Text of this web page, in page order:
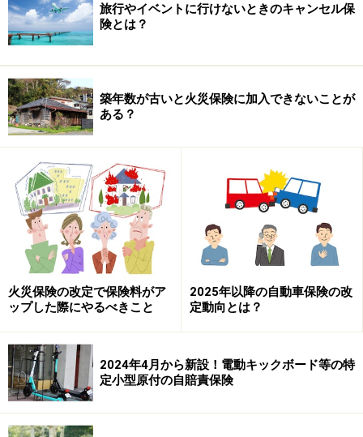
旅行やイベントに行けないときのキャンセル保
険とは？
築年数が古いと火災保険に加入できないことが
ある？
火災保険の改定で保険料がア
ップした際にやるべきこと
2025年以降の自動車保険の改
定動向とは？
2024年4月から新設！電動キックボード等の特
定小型原付の自賠責保険